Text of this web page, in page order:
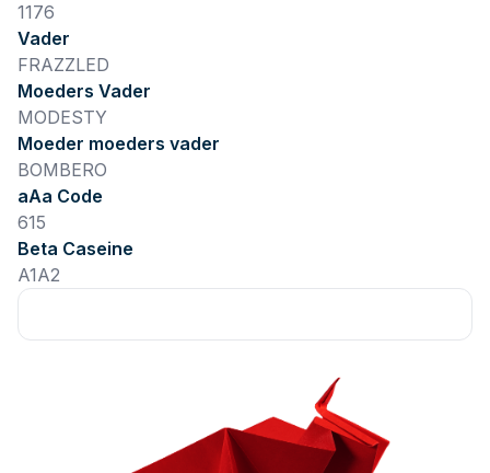
1176
Vader
FRAZZLED
Moeders Vader
MODESTY
Moeder moeders vader
BOMBERO
aAa Code
615
Beta Caseine
A1A2